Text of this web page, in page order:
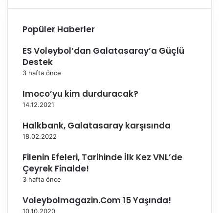
Popüler Haberler
ES Voleybol’dan Galatasaray’a Güçlü
Destek
3 hafta önce
Imoco’yu kim durduracak?
14.12.2021
Halkbank, Galatasaray karşısında
18.02.2022
Filenin Efeleri, Tarihinde İlk Kez VNL’de
Çeyrek Finalde!
3 hafta önce
Voleybolmagazin.Com 15 Yaşında!
10.10.2020